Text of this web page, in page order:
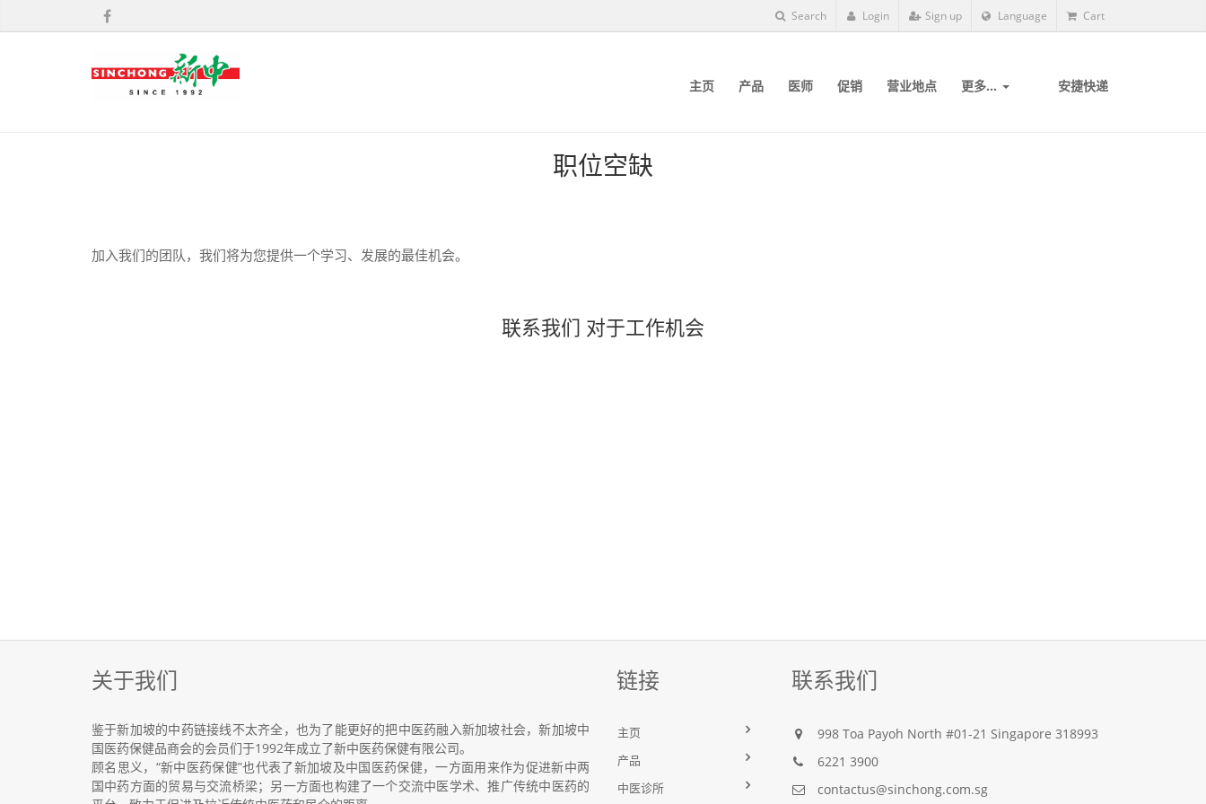
Search Login Sign up Language Cart
主页 产品 医师 促销 营业地点 更多... 安捷快递
职位空缺
加入我们的团队，我们将为您提供一个学习、发展的最佳机会。
联系我们 对于工作机会
关于我们
鉴于新加坡的中药链接线不太齐全，也为了能更好的把中医药融入新加坡社会，新加坡中
国医药保健品商会的会员们于1992年成立了新中医药保健有限公司。
顾名思义，“新中医药保健”也代表了新加坡及中国医药保健，一方面用来作为促进新中两
国中药方面的贸易与交流桥梁；另一方面也构建了一个交流中医学术、推广传统中医药的
链接
主页
产品
中医诊所
联系我们
998 Toa Payoh North #01-21 Singapore 318993
6221 3900
contactus@sinchong.com.sg